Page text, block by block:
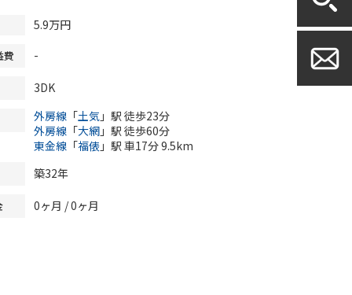
5.9万円
費 -
3DK
外房線 「土気 」駅 徒歩23分
外房線 「大網 」駅 徒歩60分
東金線 「福俵 」駅 車17分 9.5km
築32年
0ヶ月 /0ヶ月